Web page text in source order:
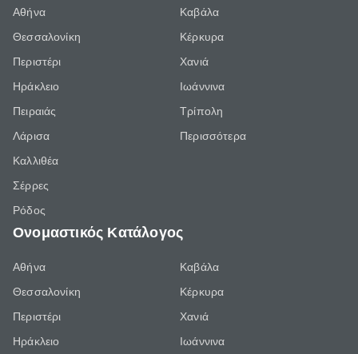
Αθήνα
Θεσσαλονίκη
Περιστέρι
Ηράκλειο
Πειραιάς
Λάρισα
Καλλιθέα
Σέρρες
Ρόδος
Καβάλα
Κέρκυρα
Χανιά
Ιωάννινα
Τρίπολη
Περισσότερα
Ονομαστικός Κατάλογος
Αθήνα
Θεσσαλονίκη
Περιστέρι
Ηράκλειο
Καβάλα
Κέρκυρα
Χανιά
Ιωάννινα